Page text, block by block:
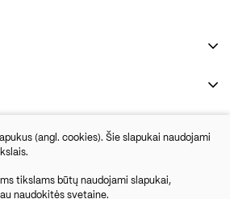
(angl. cookies). Šie slapukai naudojami
tikslams būtų naudojami slapukai,
naudokitės svetaine.